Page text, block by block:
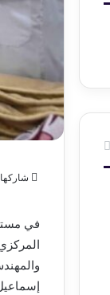
شاركها
في